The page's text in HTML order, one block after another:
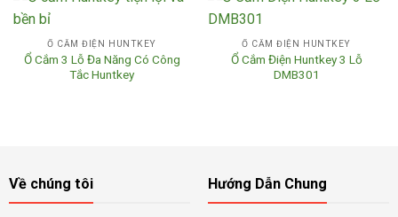
Ổ CẮM ĐIỆN HUNTKEY
Ổ Cắm 3 Lỗ Đa Năng Có Công
Tắc Huntkey
Ổ CẮM ĐIỆN HUNTKEY
Ổ Cắm Điện Huntkey 3 Lỗ
DMB301
Về chúng tôi Hướng Dẫn Chung